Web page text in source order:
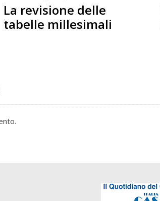
La revisione delle
tabelle millesimali